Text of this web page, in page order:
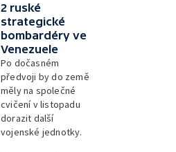
2 ruské
strategické
bombardéry ve
Venezuele
Po dočasném
předvoji by do země
měly na společné
cvičení v listopadu
dorazit další
vojenské jednotky.